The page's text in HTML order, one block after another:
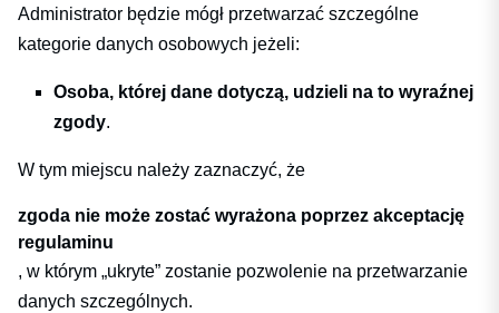
Administrator będzie mógł przetwarzać szczególne
kategorie danych osobowych jeżeli:
Osoba, której dane dotyczą, udzieli na to wyraźnej
zgody.
W tym miejscu należy zaznaczyć, że
zgoda nie może zostać wyrażona poprzez akceptację
regulaminu
, w którym „ukryte” zostanie pozwolenie na przetwarzanie
danych szczególnych.